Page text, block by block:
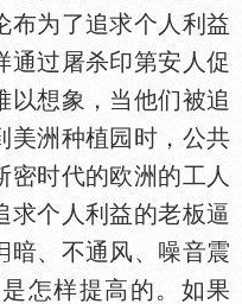
布为了追求个人利益
通过屠杀印第安人促
以想象，当他们被追
美洲种植园时，公共
密时代的欧洲的工人
求个人利益的老板逼
暗、不通风、噪音震
怎样提高的。如果